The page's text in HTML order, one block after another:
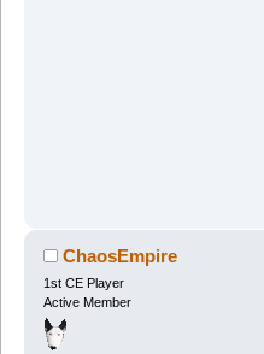
ChaosEmpire
1st CE Player
Active Member